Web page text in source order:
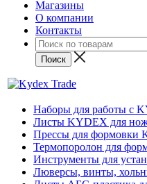
Магазины
О компании
Контакты
Наборы для работы с
Листы KYDEX для
Прессы для формовки
Термопоролон для
Инструменты для
Люверсы, винты,